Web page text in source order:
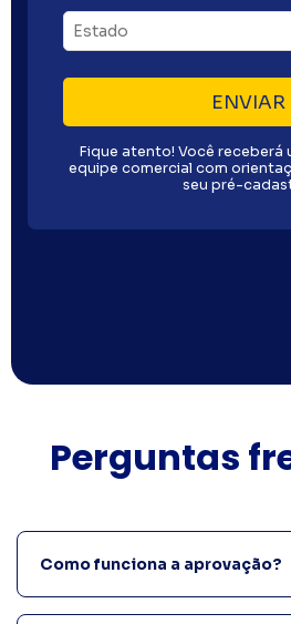
ENVIAR
Fique atento! Você receberá
equipe comercial com
seu pré-
Perguntas
Como funciona a aprovação?